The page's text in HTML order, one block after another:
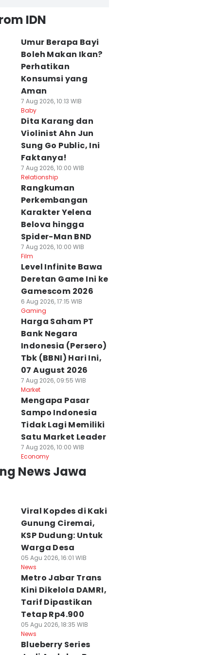
IDN
Umur Berapa Bayi
Boleh Makan Ikan?
Perhatikan
Konsumsi yang
Aman
7 Aug 2026, 10:13 WIB
Baby
Dita Karang dan
Violinist Ahn Jun
Sung Go Public, Ini
Faktanya!
7 Aug 2026, 10:00 WIB
Relationship
Rangkuman
Perkembangan
Karakter Yelena
Belova hingga
Spider-Man BND
7 Aug 2026, 10:00 WIB
Film
Level Infinite Bawa
Deretan Game Ini ke
Gamescom 2026
6 Aug 2026, 17:15 WIB
Gaming
Harga Saham PT
Bank Negara
Indonesia (Persero)
Tbk (BBNI) Hari Ini,
07 August 2026
7 Aug 2026, 09:55 WIB
Market
Mengapa Pasar
Sampo Indonesia
Tidak Lagi Memiliki
Satu Market Leader
7 Aug 2026, 10:00 WIB
Economy
News Jawa
Viral Kopdes di Kaki
Gunung Ciremai,
KSP Dudung: Untuk
Warga Desa
05 Agu 2026, 16:01 WIB
News
Metro Jabar Trans
Kini Dikelola DAMRI,
Tarif Dipastikan
Tetap Rp4.900
05 Agu 2026, 18:35 WIB
News
Blueberry Series